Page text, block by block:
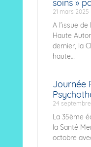
soins »
21 mars 2025
A l’issue
Haute
dernier, la
haute
Journée
24
La 35ème
la Santé
octobre